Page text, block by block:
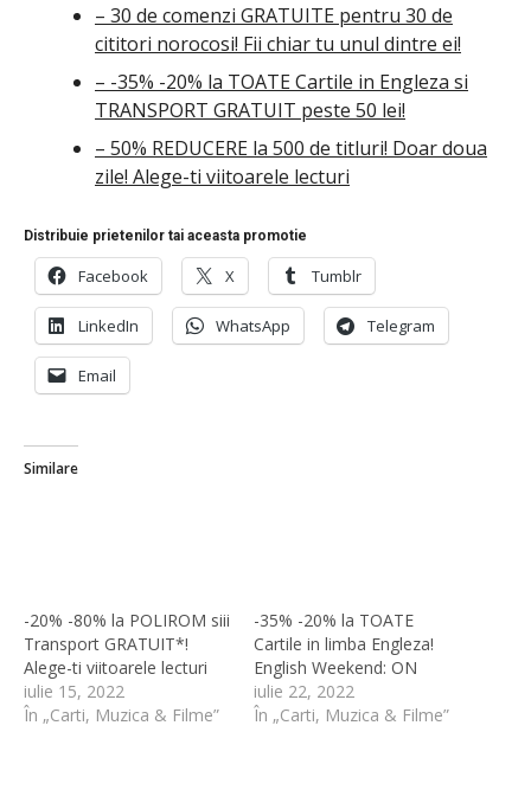
– 30 de comenzi GRATUITE pentru 30 de
cititori norocosi! Fii chiar tu unul dintre ei!
– -35% -20% la TOATE Cartile in Engleza si
TRANSPORT GRATUIT peste 50 lei!
– 50% REDUCERE la 500 de titluri! Doar doua
zile! Alege-ti viitoarele lecturi
Distribuie prietenilor tai aceasta promotie
Facebook X Tumblr
LinkedIn WhatsApp Telegram
Email
Similare
-20% -80% la POLIROM siii
Transport GRATUIT*!
Alege-ti viitoarele lecturi
iulie 15, 2022
În „Carti, Muzica & Filme”
-35% -20% la TOATE
Cartile in limba Engleza!
English Weekend: ON
iulie 22, 2022
În „Carti, Muzica & Filme”